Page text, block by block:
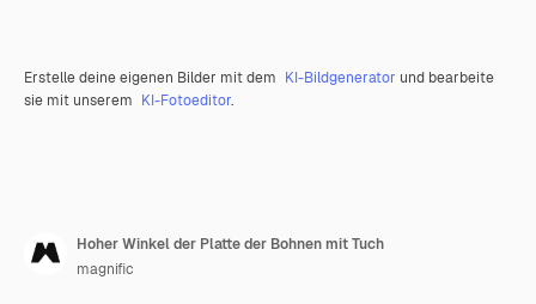
Erstelle deine eigenen Bilder mit dem KI-Bildgenerator und bearbeite
sie mit unserem KI-Fotoeditor.
Hoher Winkel der Platte der Bohnen mit Tuch
magnific